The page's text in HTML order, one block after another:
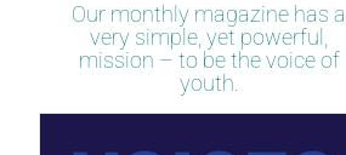
Our monthly magazine has a
very simple, yet powerful,
mission – to be the voice of
youth.